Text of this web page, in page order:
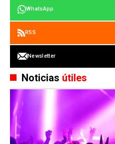
WhatsApp
RSS
Newsletter
Noticias útiles